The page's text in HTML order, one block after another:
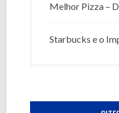
Melhor Pizza –
Starbucks e o